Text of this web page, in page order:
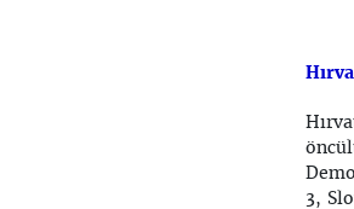
3,